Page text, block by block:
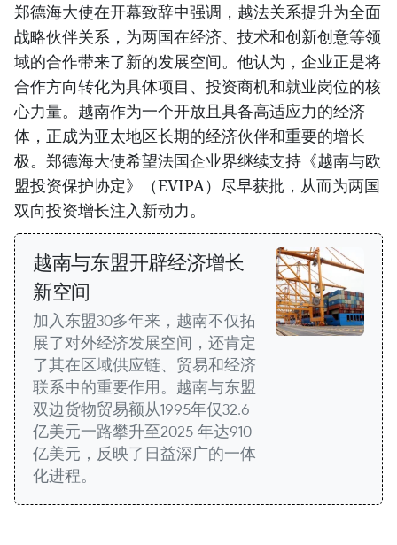
郑德海大使在开幕致辞中强调，越法关系提升为全面
战略伙伴关系，为两国在经济、技术和创新创意等领
域的合作带来了新的发展空间。他认为，企业正是将
合作方向转化为具体项目、投资商机和就业岗位的核
心力量。越南作为一个开放且具备高适应力的经济
体，正成为亚太地区长期的经济伙伴和重要的增长
极。郑德海大使希望法国企业界继续支持《越南与欧
盟投资保护协定》（EVIPA）尽早获批，从而为两国
双向投资增长注入新动力。
越南与东盟开辟经济增长
新空间
加入东盟30多年来，越南不仅拓
展了对外经济发展空间，还肯定
了其在区域供应链、贸易和经济
联系中的重要作用。越南与东盟
双边货物贸易额从1995年仅32.6
亿美元一路攀升至2025 年达910
亿美元，反映了日益深广的一体
化进程。